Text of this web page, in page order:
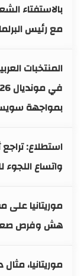
بالاستفتاء
مع رئيس
المنتخبات
بمواجهة
استطلاع:
واتساع اللجوء
موريتانيا على
هش وفرص
موريتانيا،